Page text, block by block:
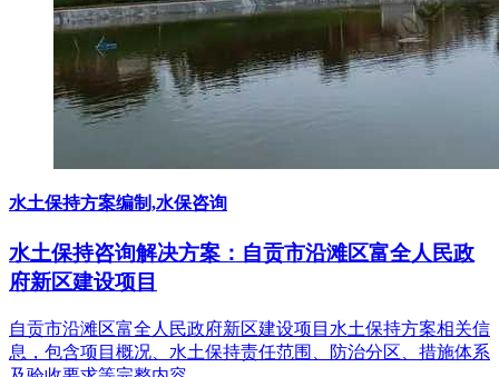
水土保持方案编制,水保咨询
水土保持咨询解决方案：自贡市沿滩区富全人民政
府新区建设项目
自贡市沿滩区富全人民政府新区建设项目水土保持方案相关信
息，包含项目概况、水土保持责任范围、防治分区、措施体系